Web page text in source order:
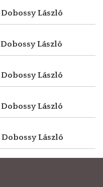
Dobossy László
Dobossy László
Dobossy László
Dobossy László
Dobossy László